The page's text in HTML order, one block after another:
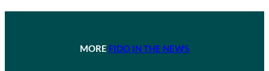
MORE FIDO IN THE NEWS